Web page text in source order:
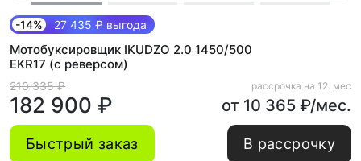
-14% 27 435 ₽ выгода
Мотобуксировщик IKUDZO 2.0 1450/500
EKR17 (с реверсом)
210 335 ₽
182 900 ₽
рассрочка на 12. мес
от 10 365 ₽/мес.
Быстрый заказ В рассрочку